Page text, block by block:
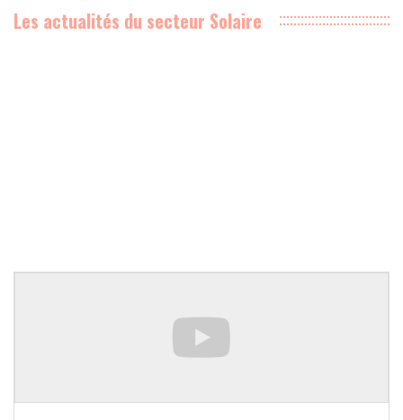
Les actualités du secteur Solaire